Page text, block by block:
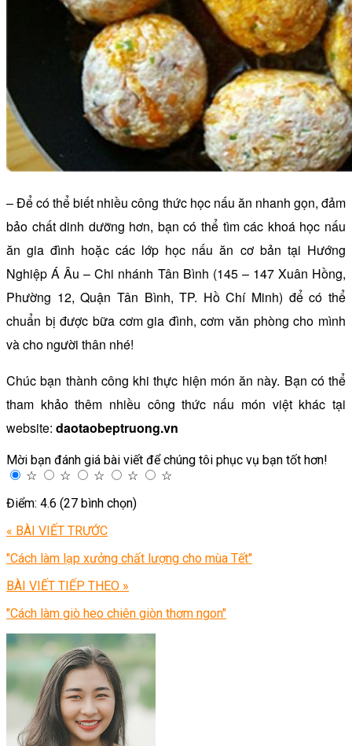
– Để có thể biết nhiều công thức học nấu ăn nhanh gọn, đảm
bảo chất dinh dưỡng hơn, bạn có thể tìm các khoá học nấu
ăn gia đình hoặc các lớp học nấu ăn cơ bản tại Hướng
Nghiệp Á Âu – Chi nhánh Tân Bình (145 – 147 Xuân Hồng,
Phường 12, Quận Tân Bình, TP. Hồ Chí Minh) để có thể
chuẩn bị được bữa cơm gia đình, cơm văn phòng cho mình
và cho người thân nhé!
Chúc bạn thành công khi thực hiện món ăn này. Bạn có thể
tham khảo thêm nhiều công thức nấu món việt khác tại
website: daotaobeptruong.vn
Mời bạn đánh giá bài viết để chúng tôi phục vụ bạn tốt hơn!
☆
☆ ☆ ☆
☆
Điểm: 4.6 (27 bình chọn)
« BÀI VIẾT TRƯỚC
"Cách làm lạp xưởng chất lượng cho mùa Tết"
BÀI VIẾT TIẾP THEO »
"Cách làm giò heo chiên giòn thơm ngon"